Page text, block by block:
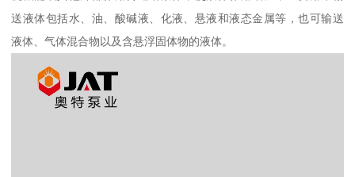
送液体包括水、油、酸碱液、化液、悬液和液态金属等，也可输送
液体、气体混合物以及含悬浮固体物的液体。